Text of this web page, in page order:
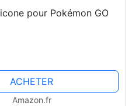
pour Pokémon GO
ACHETER
Amazon.fr